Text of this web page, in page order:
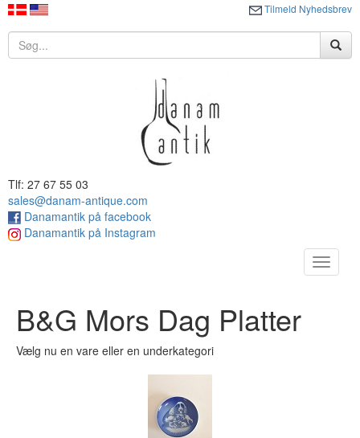
Tilmeld Nyhedsbrev
Tlf: 27 67 55 03
sales@danam-antique.com
Danamantik på facebook
Danamantik på Instagram
Toggle
B&G Mors Dag Platter
Vælg nu en vare eller en underkategori